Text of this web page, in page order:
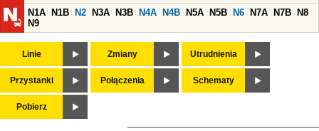
N1A
N1B N2 N3A N3B N4A N4B N5A N5B N6 N7A N7B
N8
N9
Linie Zmiany Utrudnienia
Przystanki Połączenia Schematy
Pobierz